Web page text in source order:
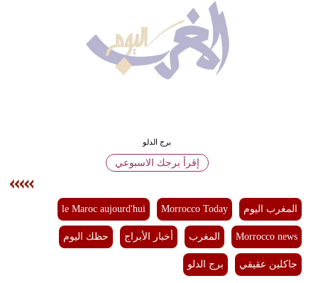
برج الدلو
إقرأ برجك الاسبوعي
المغرب اليوم Morrocco Today
le Maroc aujourd'hui
Morrocco news المغرب أخبار الأبراج حظك اليوم
جاكلين عقيقي برج الدلو